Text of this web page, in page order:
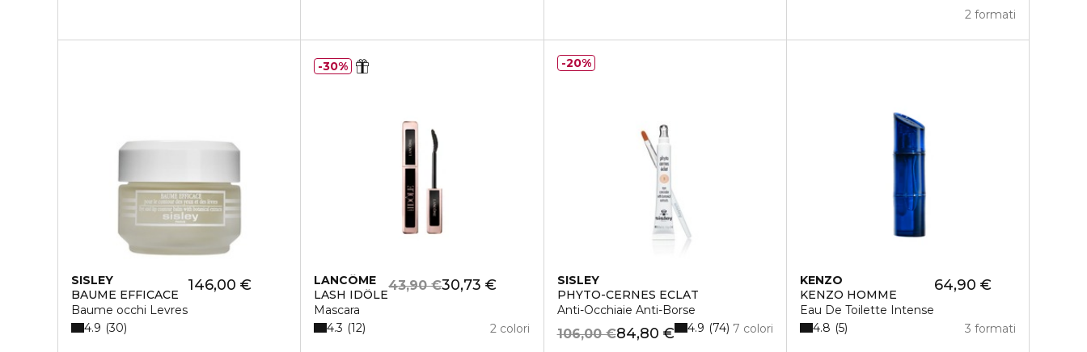
2 formati
SISLEY
BAUME EFFICACE
Baume occhi Levres
146,00 €
4.9 30
LANCÔME
LASH IDÔLE
Mascara
30,73 €
43,90 €
2 colori
4.3 12
30%
SISLEY
PHYTO-CERNES ECLAT
Anti-Occhiaie Anti-Borse
84,80 €
106,00 € 7 colori
4.9 74
20%
KENZO
KENZO HOMME
Eau De Toilette Intense
64,90 €
3 formati
4.8 5